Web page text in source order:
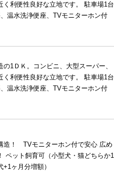
く利便性良好な立地です。 駐車場1台
温水洗浄便座、TVモニターホン付
1ＤＫ。コンビニ、大型スーパー、
く利便性良好な立地です。 駐車場1台
温水洗浄便座、TVモニターホン付
造！ TVモニターホン付で安心 広め
ペット飼育可（小型犬・猫どちらか1
ヶ月分増額）